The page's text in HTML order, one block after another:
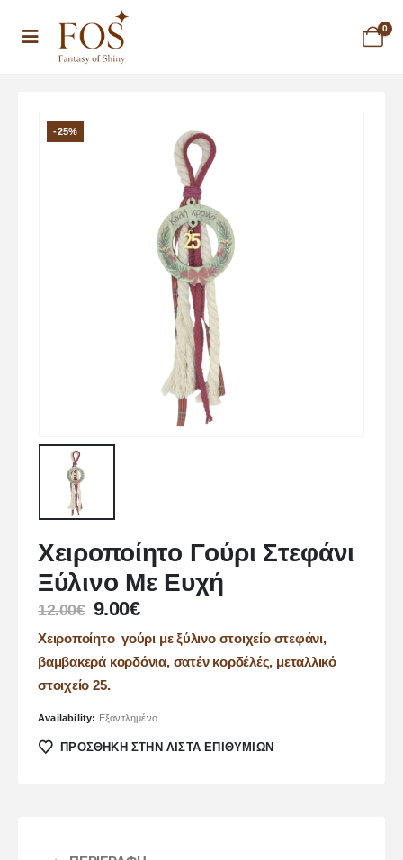
0
-25%
Χειροποίητο Γούρι Στεφάνι
Ξύλινο Με Ευχή
12.00€ 9.00€
Χειροποίητο γούρι με ξύλινο στοιχείο στεφάνι,
βαμβακερά κορδόνια, σατέν κορδέλές, μεταλλικό
στοιχείο 25.
Availability: Εξαντλημένο
ΠΡΌΣΘΉΚΗ ΣΤΗΝ ΛΊΣΤΑ ΕΠΙΘΥΜΙΏΝ